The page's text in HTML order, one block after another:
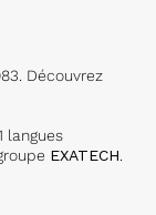
Découvrez
langues
EXATECH